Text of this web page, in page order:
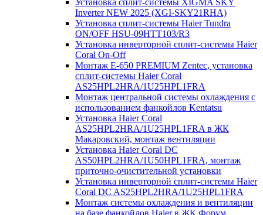
Установка сплит-системы XIGMA SKY
Inverter NEW 2025 (XGI-SKY21RHA)
Установка сплит-системы Haier Tundra
ON/OFF HSU-09HTT103/R3
Установка инверторной сплит-системы Haier
Coral On-Off
Монтаж E-650 PREMIUM Zentec, установка
сплит-системы Haier Coral
AS25HPL2HRA/1U25HPL1FRA
Монтаж центральной системы охлаждения с
использованием фанкойлов Kentatsu
Установка Haier Coral
AS25HPL2HRA/1U25HPL1FRA в ЖК
Макаровский, монтаж вентиляции
Установка Haier Coral DC
AS50HPL2HRA/1U50HPL1FRA, монтаж
приточно-очистительной установки
Установка инверторной сплит-системы Haier
Coral DC AS25HPL2HRA/1U25HPL1FRA
Монтаж системы охлаждения и вентиляции
на базе фанкойлов Haier в ЖК Форум